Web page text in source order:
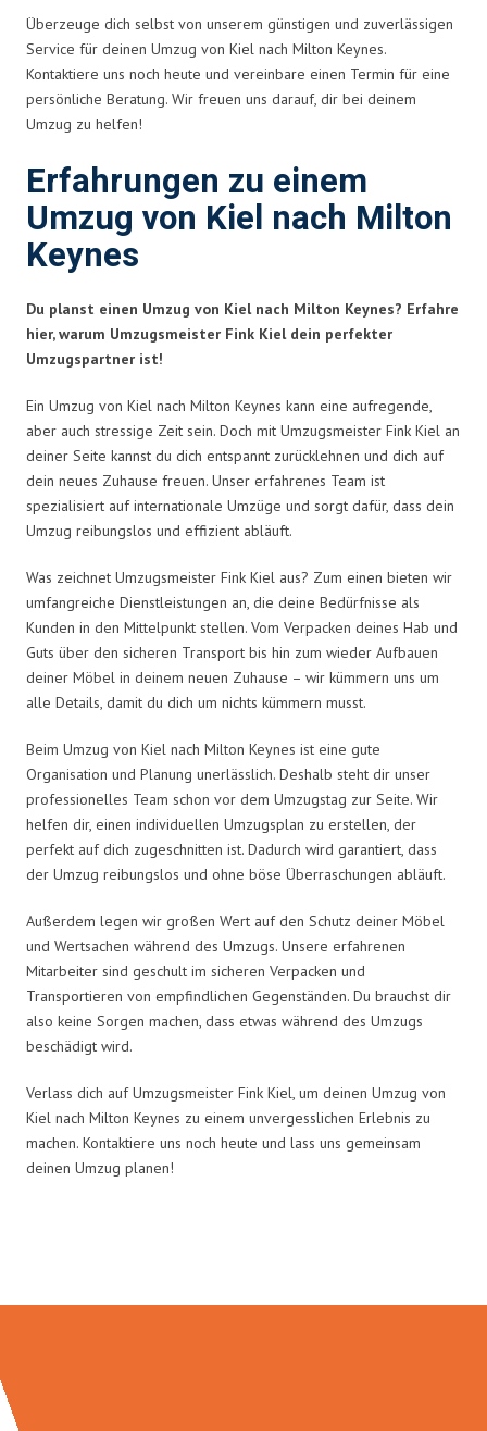
Überzeuge dich selbst von unserem günstigen und zuverlässigen
Service für deinen Umzug von Kiel nach Milton Keynes.
Kontaktiere uns noch heute und vereinbare einen Termin für eine
persönliche Beratung. Wir freuen uns darauf, dir bei deinem
Umzug zu helfen!
Erfahrungen zu einem
Umzug von Kiel nach Milton
Keynes
Du planst einen Umzug von Kiel nach Milton Keynes? Erfahre
hier, warum Umzugsmeister Fink Kiel dein perfekter
Umzugspartner ist!
Ein Umzug von Kiel nach Milton Keynes kann eine aufregende,
aber auch stressige Zeit sein. Doch mit Umzugsmeister Fink Kiel an
deiner Seite kannst du dich entspannt zurücklehnen und dich auf
dein neues Zuhause freuen. Unser erfahrenes Team ist
spezialisiert auf internationale Umzüge und sorgt dafür, dass dein
Umzug reibungslos und effizient abläuft.
Was zeichnet Umzugsmeister Fink Kiel aus? Zum einen bieten wir
umfangreiche Dienstleistungen an, die deine Bedürfnisse als
Kunden in den Mittelpunkt stellen. Vom Verpacken deines Hab und
Guts über den sicheren Transport bis hin zum wieder Aufbauen
deiner Möbel in deinem neuen Zuhause – wir kümmern uns um
alle Details, damit du dich um nichts kümmern musst.
Beim Umzug von Kiel nach Milton Keynes ist eine gute
Organisation und Planung unerlässlich. Deshalb steht dir unser
professionelles Team schon vor dem Umzugstag zur Seite. Wir
helfen dir, einen individuellen Umzugsplan zu erstellen, der
perfekt auf dich zugeschnitten ist. Dadurch wird garantiert, dass
der Umzug reibungslos und ohne böse Überraschungen abläuft.
Außerdem legen wir großen Wert auf den Schutz deiner Möbel
und Wertsachen während des Umzugs. Unsere erfahrenen
Mitarbeiter sind geschult im sicheren Verpacken und
Transportieren von empfindlichen Gegenständen. Du brauchst dir
also keine Sorgen machen, dass etwas während des Umzugs
beschädigt wird.
Verlass dich auf Umzugsmeister Fink Kiel, um deinen Umzug von
Kiel nach Milton Keynes zu einem unvergesslichen Erlebnis zu
machen. Kontaktiere uns noch heute und lass uns gemeinsam
deinen Umzug planen!